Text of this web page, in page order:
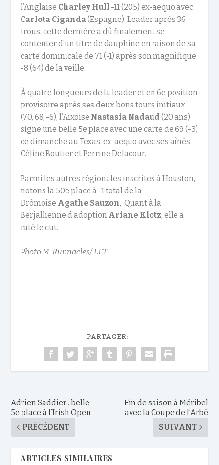
l’Anglaise Charley Hull -11 (205) ex-aequo avec
Carlota Ciganda(Espagne). Leader après 36
trous, cette dernière a dû finalement se
contenter d’un titre de dauphine en raison de sa
carte dominicale de 71 (-1) après son magnifique
-8 (64) de la veille.
À quatre longueurs de la leader et en 6e position
provisoire après ses deux bons tours initiaux
(70, 68, -6), l’Aixoise Nastasia Nadaud (20 ans)
signe une belle 5e place avec une carte de 69 (-3)
ce dimanche au Texas, ex-aequo avec ses aînés
Céline Boutier et Perrine Delacour.
Parmi les autres régionales inscrites à Houston,
notons la 50e place à -1 total de la
Drômoise Agathe Sauzon, Quant à la
Berjallienne d’adoption Ariane Klotz, elle a
raté le cut.
Photo M. Runnacles/ LET
PARTAGER:
Adrien Saddier : belle
5e place à l’Irish Open
PRÉCÉDENT
Fin de saison à Méribel
avec la Coupe de l’Arbé
SUIVANT
ARTICLES SIMILAIRES